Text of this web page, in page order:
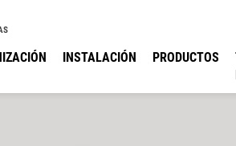
INSTALACIÓN PRODUCTOS